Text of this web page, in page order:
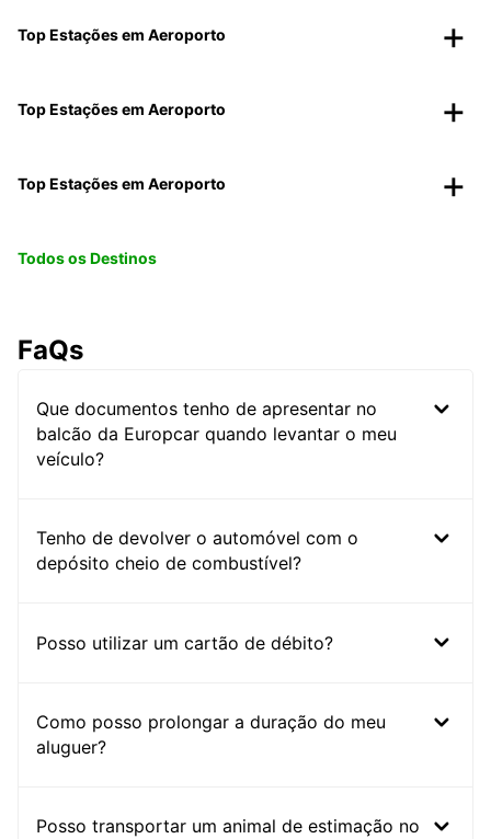
Top Estações em Aeroporto
Top Estações em Aeroporto
Top Estações em Aeroporto
Todos os Destinos
FaQs
Que documentos tenho de apresentar no
balcão da Europcar quando levantar o meu
veículo?
Tenho de devolver o automóvel com o
depósito cheio de combustível?
Posso utilizar um cartão de débito?
Como posso prolongar a duração do meu
aluguer?
Posso transportar um animal de estimação no